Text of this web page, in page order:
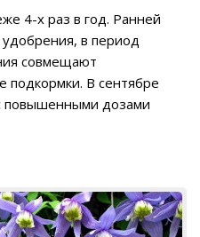
4-х раз в год. Ранней
в период
совмещают
подкормки. В сентябре
повышенными дозами